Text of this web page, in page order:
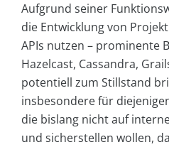
Aufgrund seiner
die Entwicklung von
APIs nutzen – prominente
Hazelcast, Cassandra,
potentiell zum Stillstand
insbesondere für
die bislang nicht auf
und sicherstellen wollen,